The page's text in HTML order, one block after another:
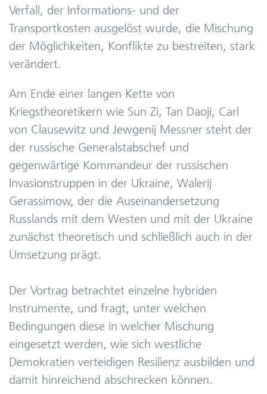
Verfall, der Informations- und der
Transportkosten ausgelöst wurde, die Mischung
der Möglichkeiten, Konflikte zu bestreiten, stark
verändert.
Am Ende einer langen Kette von
Kriegstheoretikern wie Sun Zi, Tan Daoji, Carl
von Clausewitz und Jewgenij Messner steht der
der russische Generalstabschef und
gegenwärtige Kommandeur der russischen
Invasionstruppen in der Ukraine, Walerij
Gerassimow, der die Auseinandersetzung
Russlands mit dem Westen und mit der Ukraine
zunächst theoretisch und schließlich auch in der
Umsetzung prägt.
Der Vortrag betrachtet einzelne hybriden
Instrumente, und fragt, unter welchen
Bedingungen diese in welcher Mischung
eingesetzt werden, wie sich westliche
Demokratien verteidigen Resilienz ausbilden und
damit hinreichend abschrecken können.